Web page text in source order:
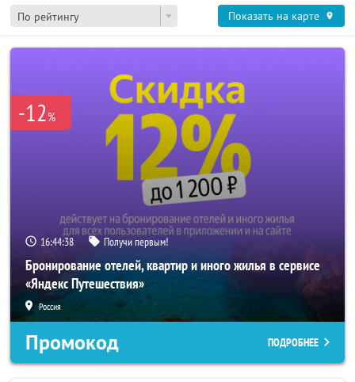
По рейтингу Показать на карте
-12%
16:44:38 Получи первым!
Бронирование отелей, квартир и иного жилья в сервисе
«Яндекс Путешествия»
Россия
Промокод ПОДРОБНЕЕ